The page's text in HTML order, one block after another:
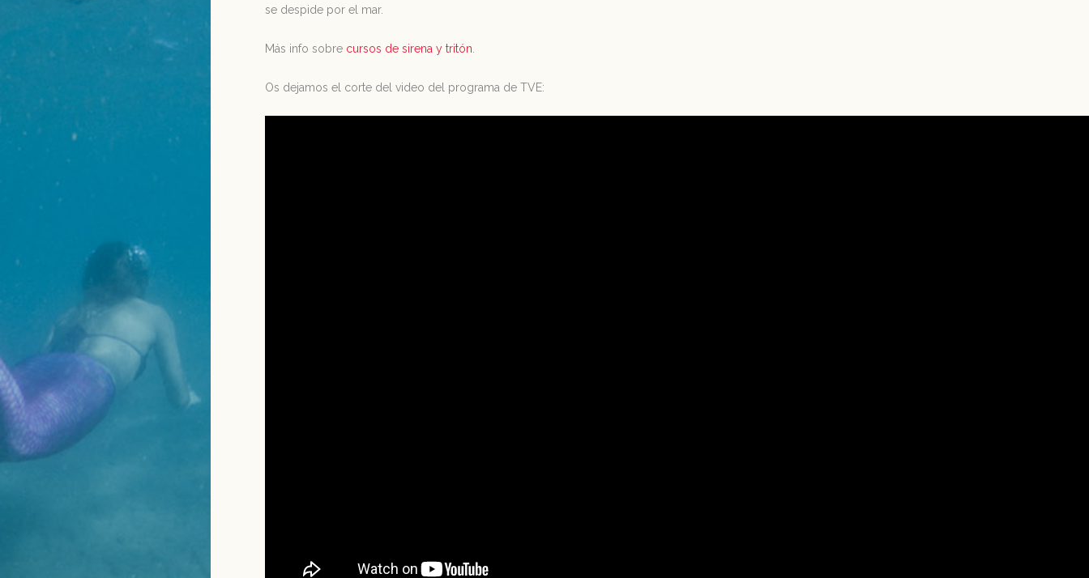
se despide por el mar.
Más info sobre cursos de sirena y tritón
Os dejamos el corte del video del programa de TVE: